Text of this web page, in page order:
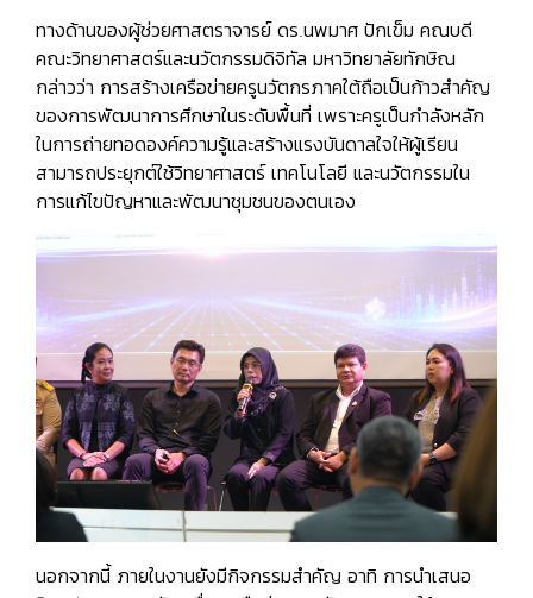
ทางด้านของผู้ช่วยศาสตราจารย์ ดร.นพมาศ ปักเข็ม คณบดี
คณะวิทยาศาสตร์และนวัตกรรมดิจิทัล มหาวิทยาลัยทักษิณ
กล่าวว่า การสร้างเครือข่ายครูนวัตกรภาคใต้ถือเป็นก้าวสำคัญ
ของการพัฒนาการศึกษาในระดับพื้นที่ เพราะครูเป็นกำลังหลัก
ในการถ่ายทอดองค์ความรู้และสร้างแรงบันดาลใจให้ผู้เรียน
สามารถประยุกต์ใช้วิทยาศาสตร์ เทคโนโลยี และนวัตกรรมใน
การแก้ไขปัญหาและพัฒนาชุมชนของตนเอง
นอกจากนี้ ภายในงานยังมีกิจกรรมสำคัญ อาทิ การนำเสนอ